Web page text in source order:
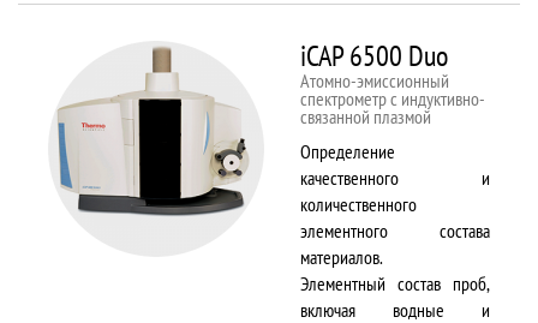
iCAP 6500 Duo
Атомно-эмиссионный
спектрометр с индуктивно-
связанной плазмой
Определение
качественного и
количественного
элементного состава
материалов.
Элементный состав проб,
включая водные и